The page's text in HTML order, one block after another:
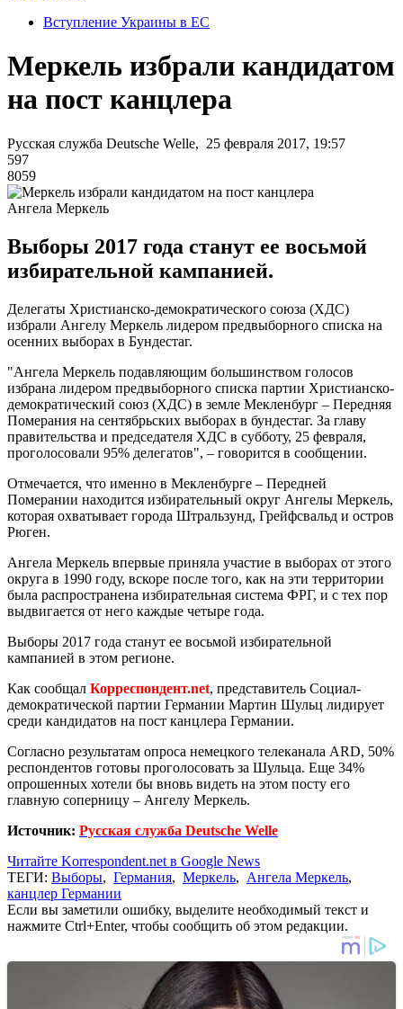
Вступление Украины в ЕС
Меркель избрали кандидатом
на пост канцлера
Русская служба Deutsche Welle, 25 февраля 2017, 19:57
597
8059
Ангела Меркель
Выборы 2017 года станут ее восьмой
избирательной кампанией.
Делегаты Христианско-демократического союза (ХДС)
избрали Ангелу Меркель лидером предвыборного списка на
осенних выборах в Бундестаг.
"Ангела Меркель подавляющим большинством голосов
избрана лидером предвыборного списка партии Христианско-
демократический союз (ХДС) в земле Мекленбург – Передняя
Померания на сентябрьских выборах в бундестаг. За главу
правительства и председателя ХДС в субботу, 25 февраля,
проголосовали 95% делегатов", – говорится в сообщении.
Отмечается, что именно в Мекленбурге – Передней
Померании находится избирательный округ Ангелы Меркель,
которая охватывает города Штральзунд, Грейфсвальд и остров
Рюген.
Ангела Меркель впервые приняла участие в выборах от этого
округа в 1990 году, вскоре после того, как на эти территории
была распространена избирательная система ФРГ, и с тех пор
выдвигается от него каждые четыре года.
Выборы 2017 года станут ее восьмой избирательной
кампанией в этом регионе.
Как сообщал Корреспондент.net, представитель Социал-
демократической партии Германии Мартин Шульц лидирует
среди кандидатов на пост канцлера Германии.
Согласно результатам опроса немецкого телеканала ARD, 50%
респондентов готовы проголосовать за Шульца. Еще 34%
опрошенных хотели бы вновь видеть на этом посту его
главную соперницу – Ангелу Меркель.
Источник: Русская служба Deutsche Welle
Читайте Korrespondent.net в Google News
ТЕГИ: Выборы, Германия, Меркель, Ангела Меркель,
канцлер Германии
Если вы заметили ошибку, выделите необходимый текст и
нажмите Ctrl+Enter, чтобы сообщить об этом редакции.